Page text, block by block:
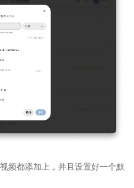
频都添加上，并且设置好一个默